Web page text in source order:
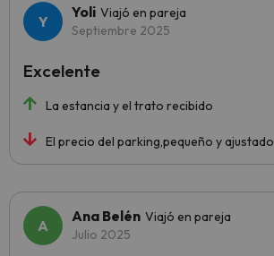
Yoli Viajó en pareja
Septiembre 2025
La estancia y el trato recibido
El precio del parking,pequeño y ajustado
Excelente
Ana Belén Viajó en pareja
Julio 2025